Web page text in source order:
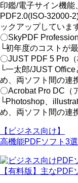
印鑑/電子サイン機能
PDF2.0(ISO-32000-
ックアップしていま
〇SkyPDF
└初年度のコストが
〇JUST PDF 5 Pro
└一太郎/JUST
め、両ソフト間の連
〇Acrobat Pro DC（
└Photoshop、
め、両ソフト間の連
【ビジネス向け】
高機能PDFソフト3選
【有料版】主なPDF